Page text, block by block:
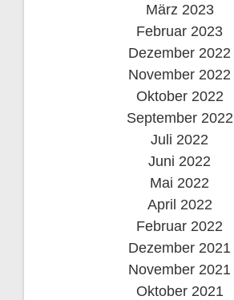
März 2023
Februar 2023
Dezember 2022
November 2022
Oktober 2022
September 2022
Juli 2022
Juni 2022
Mai 2022
April 2022
Februar 2022
Dezember 2021
November 2021
Oktober 2021